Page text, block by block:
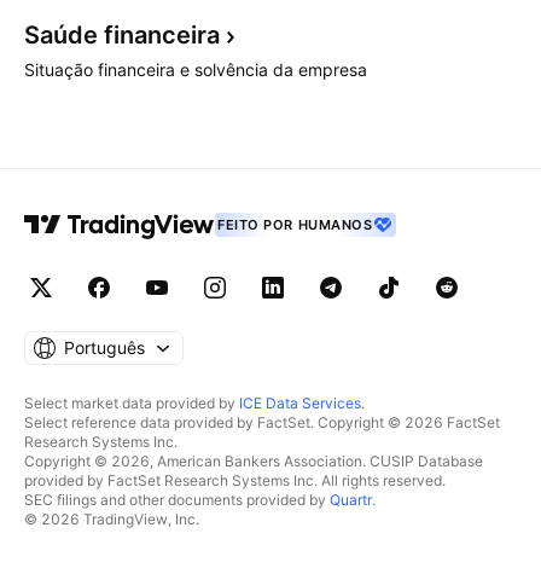
Saúde financeira
Situação financeira e solvência da empresa
FEITO POR HUMANOS
Português
Select market data provided by ICE Data Services.
Select reference data provided by FactSet. Copyright © 2026 FactSet
Research Systems Inc.
Copyright © 2026, American Bankers Association. CUSIP Database
provided by FactSet Research Systems Inc. All rights reserved.
SEC filings and other documents provided by Quartr.
© 2026 TradingView, Inc.